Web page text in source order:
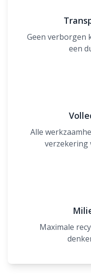
Geen verborgen
een
Alle
verzekering
Maximale